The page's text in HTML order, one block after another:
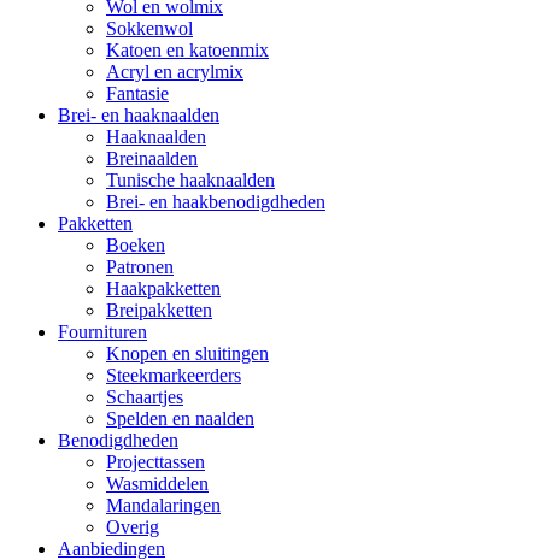
Wol en wolmix
Sokkenwol
Katoen en katoenmix
Acryl en acrylmix
Fantasie
Brei- en haaknaalden
Haaknaalden
Breinaalden
Tunische haaknaalden
Brei- en haakbenodigdheden
Pakketten
Boeken
Patronen
Haakpakketten
Breipakketten
Fournituren
Knopen en sluitingen
Steekmarkeerders
Schaartjes
Spelden en naalden
Benodigdheden
Projecttassen
Wasmiddelen
Mandalaringen
Overig
Aanbiedingen